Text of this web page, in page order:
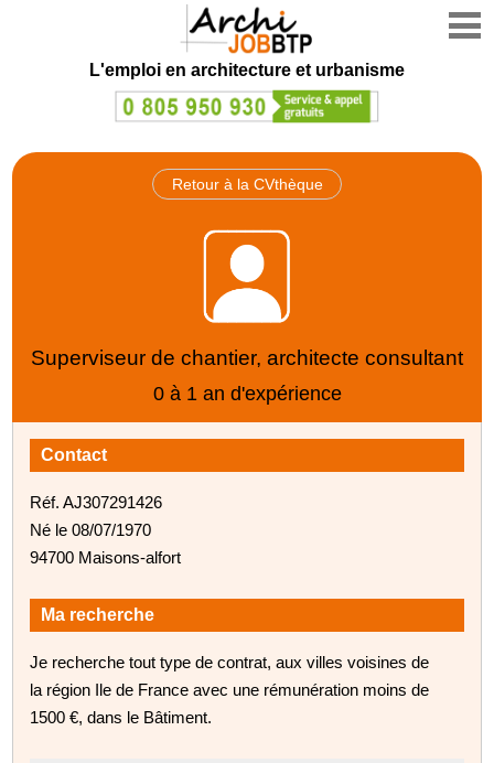
L'emploi en architecture et urbanisme
Retour à la CVthèque
Superviseur de chantier, architecte consultant
0 à 1 an d'expérience
Contact
Réf. AJ307291426
Né le 08/07/1970
94700 Maisons-alfort
Ma recherche
Je recherche tout type de contrat, aux villes voisines de
la région Ile de France avec une rémunération moins de
1500 €, dans le Bâtiment.